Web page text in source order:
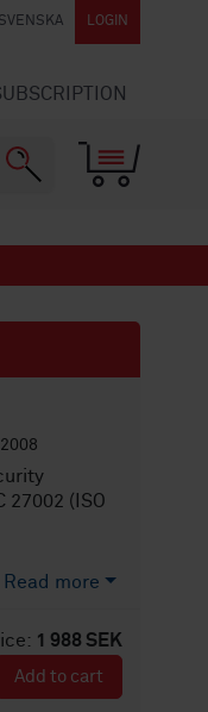
SVENSKA LOGIN
27002 (ISO
more
1 988 SEK
Add to cart